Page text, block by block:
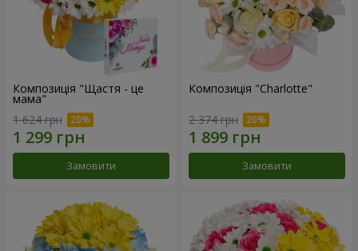
Композиція "Щастя - це
мама"
1 624 грн
Замовити
Композиція "Charlotte"
2 374 грн
Замовити